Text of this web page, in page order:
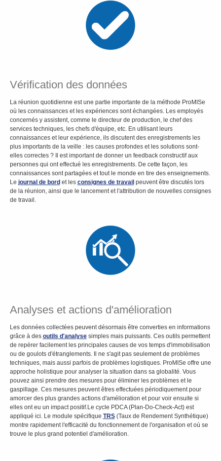
Vérification des données
La réunion quotidienne est une partie importante de la méthode ProMISe
où les connaissances et les expériences sont échangées. Les employés
concernés y assistent, comme le directeur de production, le chef des
services techniques, les chefs d'équipe, etc. En utilisant leurs
connaissances et leur expérience, ils discutent des enregistrements les
plus importants de la veille : les causes profondes et les solutions sont-
elles correctes ? Il est important de donner un feedback constructif aux
personnes qui ont effectué les enregistrements. De cette façon, les
connaissances sont partagées et tout le monde en tire des enseignements.
Le journal de bord et les consignes de travail peuvent être discutés lors
de la réunion, ainsi que le lancement et l'attribution de nouvelles consignes
de travail.
Analyses et actions d'amélioration
Les données collectées peuvent désormais être converties en informations
grâce à des outils d'analysesimples mais puissants. Ces outils permettent
de repérer facilement les principales causes de vos temps d'immobilisation
ou de goulots d'étranglements. Il ne s'agit pas seulement de problèmes
techniques, mais aussi parfois de problèmes logistiques. ProMISe offre une
approche holistique pour analyser la situation dans sa globalité. Vous
pouvez ainsi prendre des mesures pour éliminer les problèmes et le
gaspillage. Ces mesures peuvent êtres effectuées périodiquement pour
amorcer des plus grandes actions d'amélioration et pour voir ensuite si
elles ont eu un impact positif.Le cycle PDCA (Plan-Do-Check-Act) est
appliqué ici. Le module spécifique TRS(Taux de Rendement Synthétique)
montre rapidement l'efficacité du fonctionnement de l'organisation et où se
trouve le plus grand potentiel d'amélioration.